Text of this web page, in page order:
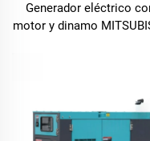
Generador eléctrico
motor y dinamo